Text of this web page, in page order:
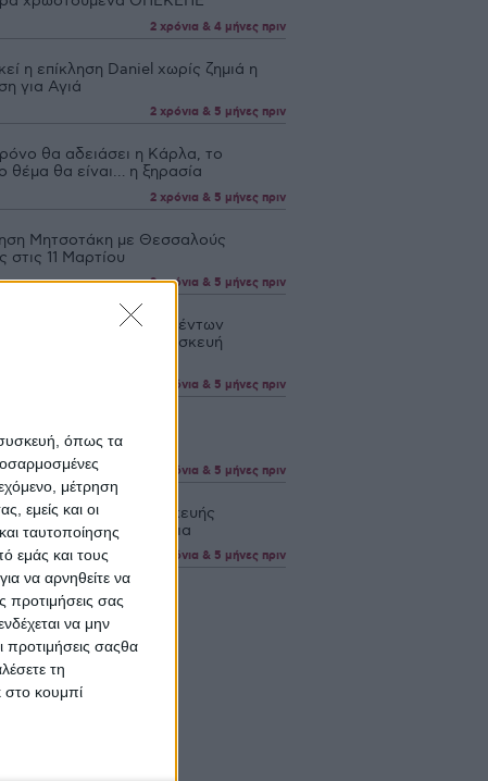
όπως τα
μέτρηση
εμείς και οι
ταυτοποίησης
εμάς και τους
να αρνηθείτε να
προτιμήσεις σας
να μην
προτιμήσεις σαςθα
τη
στο κουμπί
2 χρόνια & 4 μήνες πριν
η επίκληση Daniel χωρίς ζημιά η
για Αγιά
2 χρόνια & 5 μήνες πριν
θα αδειάσει η Κάρλα, το
θέμα θα είναι… η ξηρασία
2 χρόνια & 5 μήνες πριν
Μητσοτάκη με Θεσσαλούς
στις 11 Μαρτίου
2 χρόνια & 5 μήνες πριν
οι αιτήσεις πληγέντων
για δωρεάν κατασκευή
2 χρόνια & 5 μήνες πριν
στη Θεσσαλία
2 χρόνια & 5 μήνες πριν
αιτήσεις κατασκευής
Απρίλιο τα παρακάρλια
2 χρόνια & 5 μήνες πριν